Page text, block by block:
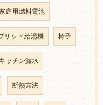
庭用燃料電池
リッド給湯機 椅子
キッチン漏水
断熱方法